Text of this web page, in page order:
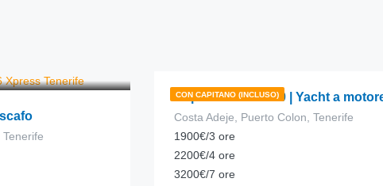
CON CAPITANO (INCLUSO)
Super Phantom 80 | Yacht a
Costa Adeje, Puerto Colon, Tenerife
1900€/3 ore
2200€/4 ore
3200€/7 ore